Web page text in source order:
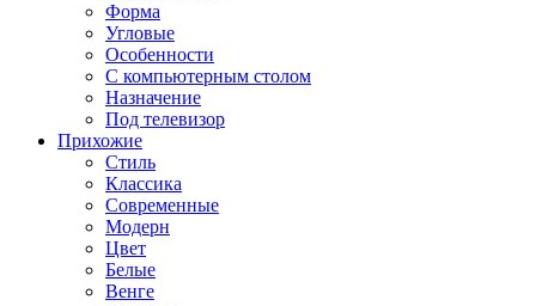
Форма
Угловые
Особенности
С компьютерным столом
Назначение
Под телевизор
Прихожие
Стиль
Классика
Современные
Модерн
Цвет
Белые
Венге